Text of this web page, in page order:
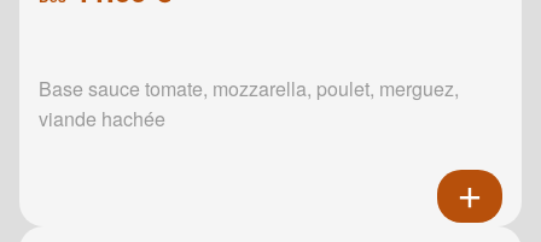
Base sauce tomate, mozzarella, poulet, merguez,
viande hachée